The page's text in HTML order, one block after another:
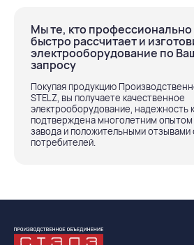
Мы те, кто профессионально
быстро рассчитает и
электрооборудование по
запросу
Покупая продукцию
STELZ, вы получаете качественное
электрооборудование, надежность
подтверждена многолетним
завода и положительными отзывами
потребителей.